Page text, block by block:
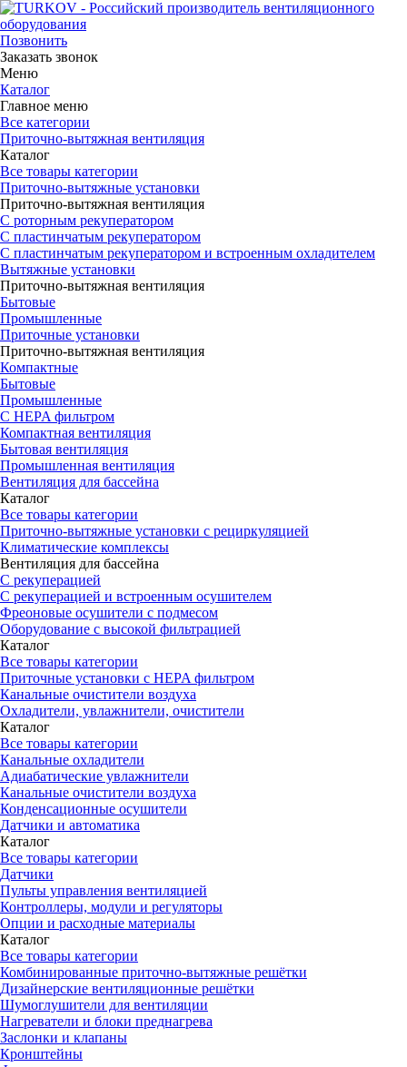
Позвонить
Заказать звонок
Меню
Каталог
Главное меню
Все категории
Приточно-вытяжная вентиляция
Каталог
Все товары категории
Приточно-вытяжные установки
Приточно-вытяжная вентиляция
С роторным рекуператором
С пластинчатым рекуператором
С пластинчатым рекуператором и встроенным охладителем
Вытяжные установки
Приточно-вытяжная вентиляция
Бытовые
Промышленные
Приточные установки
Приточно-вытяжная вентиляция
Компактные
Бытовые
Промышленные
С HEPA фильтром
Компактная вентиляция
Бытовая вентиляция
Промышленная вентиляция
Вентиляция для бассейна
Каталог
Все товары категории
Приточно-вытяжные установки с рециркуляцией
Климатические комплексы
Вентиляция для бассейна
С рекуперацией
С рекуперацией и встроенным осушителем
Фреоновые осушители с подмесом
Оборудование с высокой фильтрацией
Каталог
Все товары категории
Приточные установки c HEPA фильтром
Канальные очистители воздуха
Охладители, увлажнители, очистители
Каталог
Все товары категории
Канальные охладители
Адиабатические увлажнители
Канальные очистители воздуха
Конденсационные осушители
Датчики и автоматика
Каталог
Все товары категории
Датчики
Пульты управления вентиляцией
Контроллеры, модули и регуляторы
Опции и расходные материалы
Каталог
Все товары категории
Комбинированные приточно-вытяжные решётки
Дизайнерские вентиляционные решётки
Шумоглушители для вентиляции
Нагреватели и блоки преднагрева
Заслонки и клапаны
Кронштейны